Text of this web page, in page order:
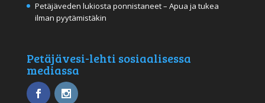
Petäjäveden lukiosta ponnistaneet – Apua ja tukea
ilman pyytämistäkin
Petäjävesi-lehti sosiaalisessa
mediassa